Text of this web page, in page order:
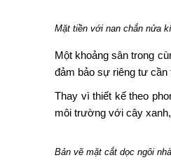
Mặt tiền với nan chắn nửa
Một khoảng sân trong
đảm bảo sự riêng tư cần
Thay vì thiết kế theo
môi trường với cây
Bản vẽ mặt cắt dọc ngôi